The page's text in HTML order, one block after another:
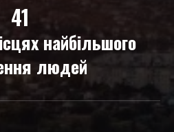
41
найбільшого
людей